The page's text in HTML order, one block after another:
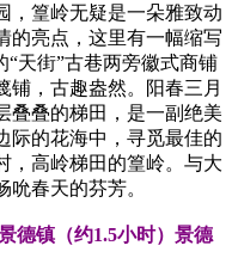
，篁岭无疑是一朵雅致动
的亮点，这里有一幅缩写
“天街”古巷两旁徽式商铺
铺，古趣盎然。阳春三月
叠叠的梯田，是一副绝美
际的花海中，寻觅最佳的
，高岭梯田的篁岭。与大
春天的芬芳。
德镇（约1.5小时）景德